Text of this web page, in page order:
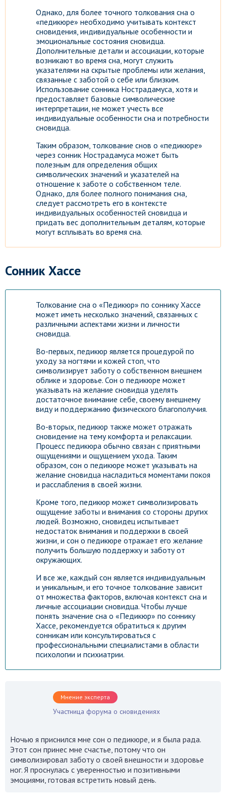
Однако, для более точного толкования сна о
«педикюре» необходимо учитывать контекст
сновидения, индивидуальные особенности и
эмоциональные состояния сновидца.
Дополнительные детали и ассоциации, которые
возникают во время сна, могут служить
указателями на скрытые проблемы или желания,
связанные с заботой о себе или близким.
Использование сонника Нострадамуса, хотя и
предоставляет базовые символические
интерпретации, не может учесть все
индивидуальные особенности сна и потребности
сновидца.
Таким образом, толкование снов о «педикюре»
через сонник Нострадамуса может быть
полезным для определения общих
символических значений и указателей на
отношение к заботе о собственном теле.
Однако, для более полного понимания сна,
следует рассмотреть его в контексте
индивидуальных особенностей сновидца и
придать вес дополнительным деталям, которые
могут всплывать во время сна.
Сонник Хассе
Толкование сна о «Педикюр» по соннику Хассе
может иметь несколько значений, связанных с
различными аспектами жизни и личности
сновидца.
Во-первых, педикюр является процедурой по
уходу за ногтями и кожей стоп, что
символизирует заботу о собственном внешнем
облике и здоровье. Сон о педикюре может
указывать на желание сновидца уделять
достаточное внимание себе, своему внешнему
виду и поддержанию физического благополучия.
Во-вторых, педикюр также может отражать
сновидение на тему комфорта и релаксации.
Процесс педикюра обычно связан с приятными
ощущениями и ощущением ухода. Таким
образом, сон о педикюре может указывать на
желание сновидца насладиться моментами покоя
и расслабления в своей жизни.
Кроме того, педикюр может символизировать
ощущение заботы и внимания со стороны других
людей. Возможно, сновидец испытывает
недостаток внимания и поддержки в своей
жизни, и сон о педикюре отражает его желание
получить большую поддержку и заботу от
окружающих.
И все же, каждый сон является индивидуальным
и уникальным, и его точное толкование зависит
от множества факторов, включая контекст сна и
личные ассоциации сновидца. Чтобы лучше
понять значение сна о «Педикюр» по соннику
Хассе, рекомендуется обратиться к другим
сонникам или консультироваться с
профессиональными специалистами в области
психологии и психиатрии.
Мнение эксперта
Участница форума о сновидениях
Ночью я приснился мне сон о педикюре, и я была рада.
Этот сон принес мне счастье, потому что он
символизировал заботу о своей внешности и здоровье
ног. Я проснулась с уверенностью и позитивными
эмоциями, готовая встретить новый день.